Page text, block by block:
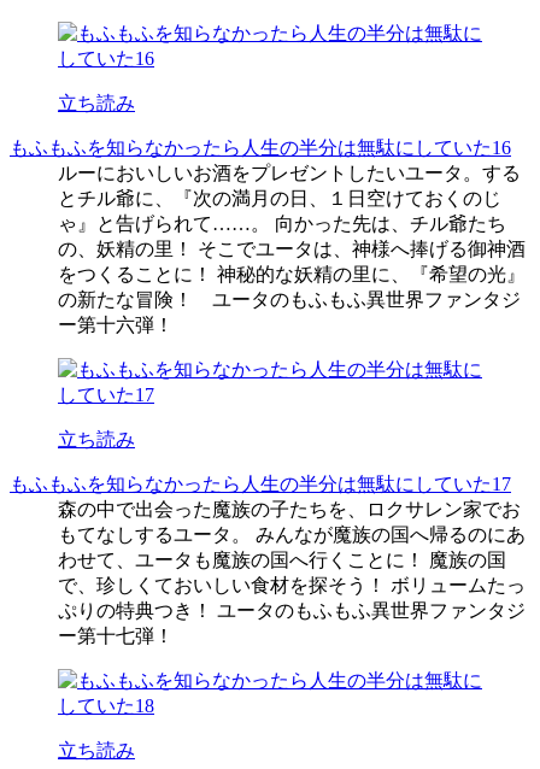
立ち読み
もふもふを知らなかったら人生の半分は無駄にしていた16
ルーにおいしいお酒をプレゼントしたいユータ。する
とチル爺に、『次の満月の日、１日空けておくのじ
ゃ』と告げられて……。 向かった先は、チル爺たち
の、妖精の里！ そこでユータは、神様へ捧げる御神酒
をつくることに！ 神秘的な妖精の里に、『希望の光』
の新たな冒険！ ユータのもふもふ異世界ファンタジ
ー第十六弾！
立ち読み
もふもふを知らなかったら人生の半分は無駄にしていた17
森の中で出会った魔族の子たちを、ロクサレン家でお
もてなしするユータ。 みんなが魔族の国へ帰るのにあ
わせて、ユータも魔族の国へ行くことに！ 魔族の国
で、珍しくておいしい食材を探そう！ ボリュームたっ
ぷりの特典つき！ ユータのもふもふ異世界ファンタジ
ー第十七弾！
立ち読み